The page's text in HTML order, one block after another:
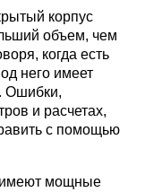
корпус
объем, чем
когда есть
него имеет
Ошибки,
и расчетах,
с помощью
имеют мощные